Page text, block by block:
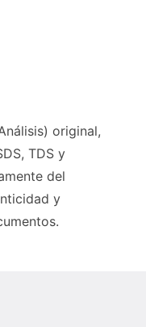
original,
TDS y
del
y